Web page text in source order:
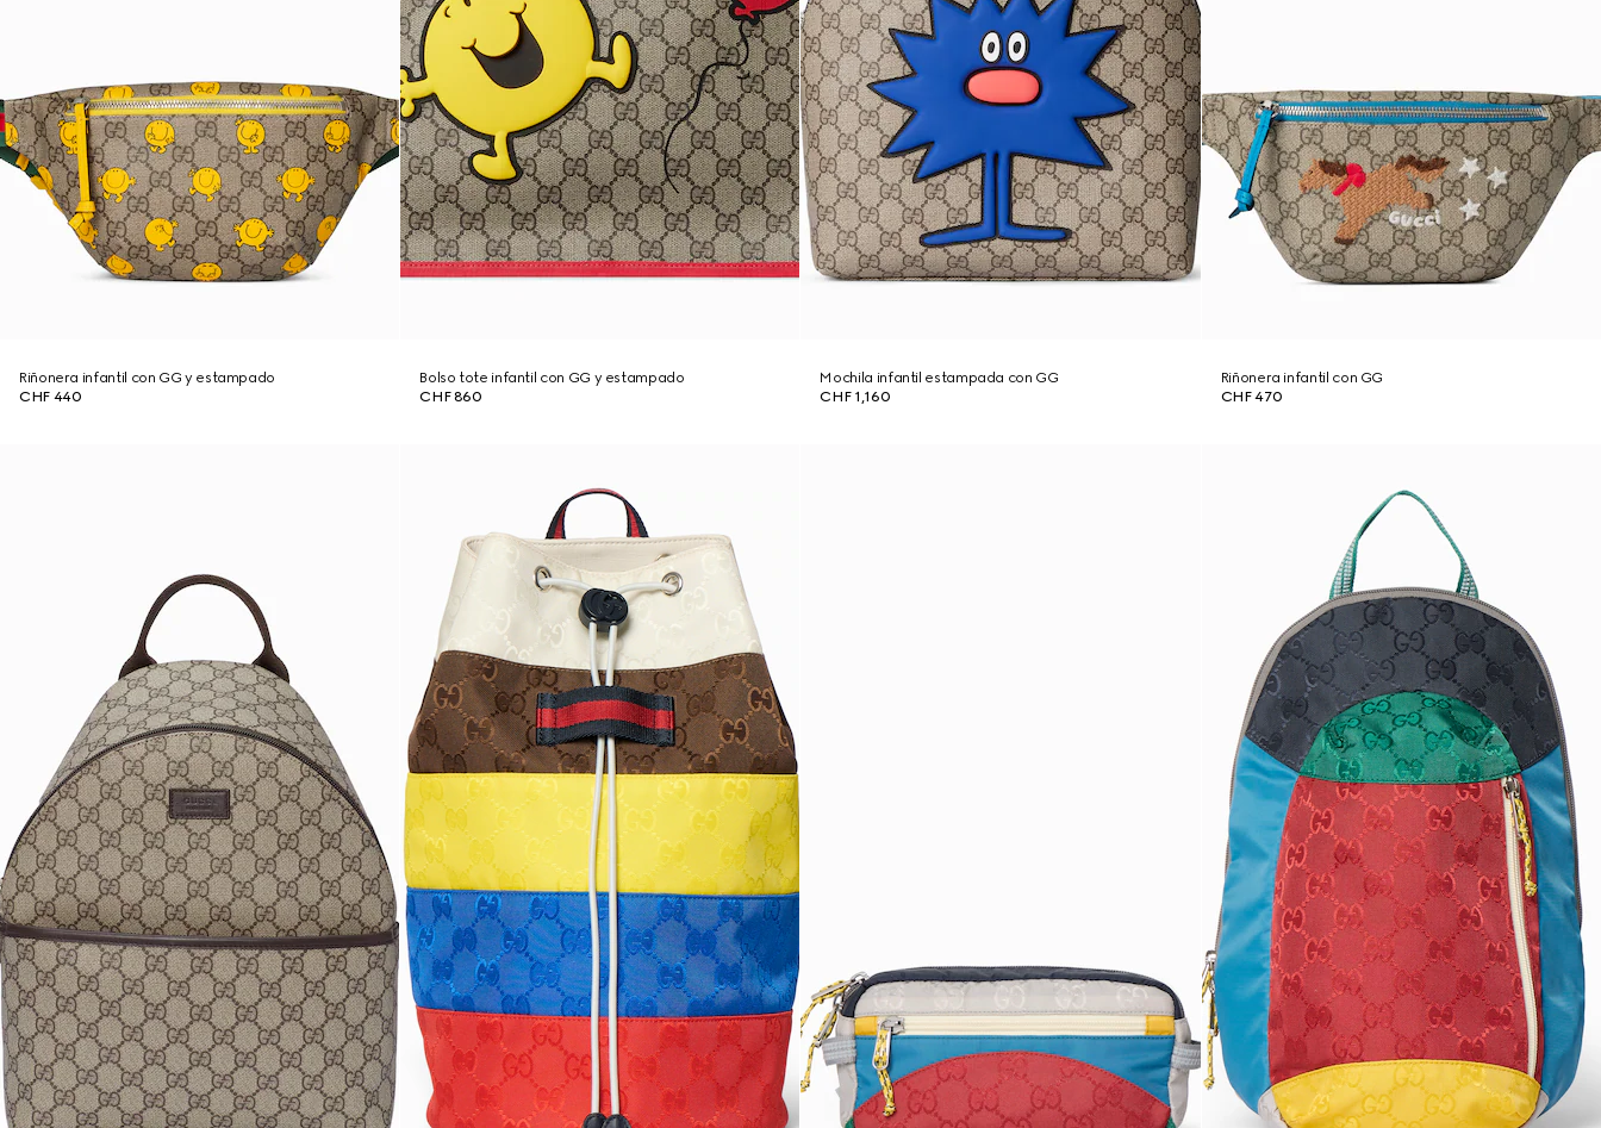
Riñonera infantil con GG y estampado
CHF 440
Bolso tote infantil con GG y estampado
CHF 860
Mochila infantil estampada con GG
CHF 1,160
Riñonera infantil con GG
CHF 470